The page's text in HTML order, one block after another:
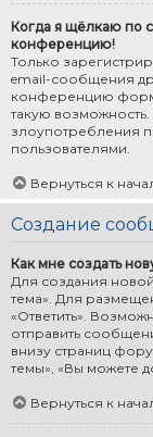
Когда я щёлкаю по
конференцию!
Только
email-сообщения
конференцию
такую возможность.
злоупотребления
пользователями.
Вернуться к
Создание
Как мне создать
Для создания
тема». Для
«Ответить».
отправить
внизу страниц
темы», «Вы можете
Вернуться к